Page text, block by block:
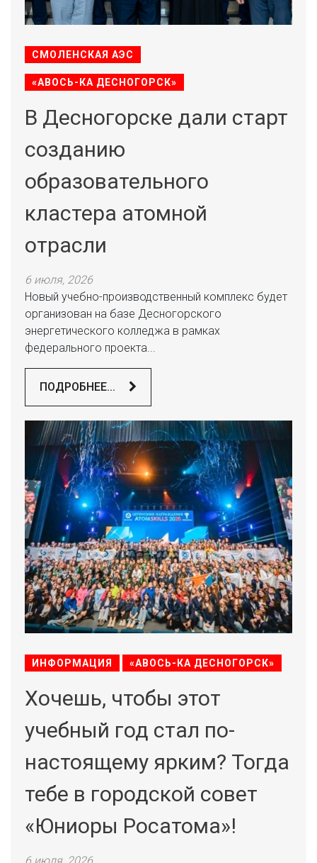
СМОЛЕНСКАЯ АЭС
«АВОСЬ-КА ДЕСНОГОРСК»
В Десногорске дали старт
созданию
образовательного
кластера атомной
отрасли
6 июля, 2026
Новый учебно-производственный комплекс будет
организован на базе Десногорского
энергетического колледжа в рамках
федерального проекта...
ПОДРОБНЕЕ...
ИНФОРМАЦИЯ «АВОСЬ-КА ДЕСНОГОРСК»
Хочешь, чтобы этот
учебный год стал по-
настоящему ярким? Тогда
тебе в городской совет
«Юниоры Росатома»!